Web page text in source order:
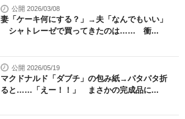
公開 2026/03/08
妻「ケーキ何にする？」→夫「なんでもいい」
シャトレーゼで買ってきたのは…… 衝...
公開 2026/05/19
マクドナルド「ダブチ」の包み紙→パタパタ折
ると……「えー！！」 まさかの完成品に...